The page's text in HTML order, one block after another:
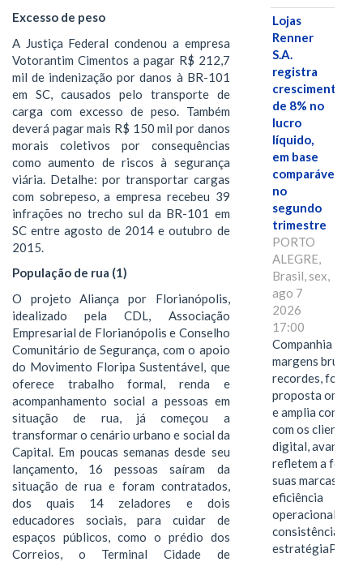
Excesso de peso
A Justiça Federal condenou a empresa
Votorantim Cimentos a pagar R$ 212,7
mil de indenização por danos à BR-101
em SC, causados pelo transporte de
carga com excesso de peso. Também
deverá pagar mais R$ 150 mil por danos
morais coletivos por consequências
como aumento de riscos à segurança
viária. Detalhe: por transportar cargas
com sobrepeso, a empresa recebeu 39
infrações no trecho sul da BR-101 em
SC entre agosto de 2014 e outubro de
2015.
População de rua (1)
O projeto Aliança por Florianópolis,
idealizado pela CDL, Associação
Empresarial de Florianópolis e Conselho
Comunitário de Segurança, com o apoio
do Movimento Floripa Sustentável, que
oferece trabalho formal, renda e
acompanhamento social a pessoas em
situação de rua, já começou a
transformar o cenário urbano e social da
Capital. Em poucas semanas desde seu
lançamento, 16 pessoas saíram da
situação de rua e foram contratados,
dos quais 14 zeladores e dois
educadores sociais, para cuidar de
espaços públicos, como o prédio dos
Correios, o Terminal Cidade de
Lojas
Renner
S.A.
registra
crescimento
de 8% no
lucro
líquido,
em base
comparável,
no
segundo
trimestre
PORTO
ALEGRE,
Brasil, sex,
ago 7
2026
17:00
Companhia
margens brutas
recordes,
proposta
e amplia
com os clientes
digital, avanços
refletem a força
suas marcas, a
eficiência
operacional e a
consistência de